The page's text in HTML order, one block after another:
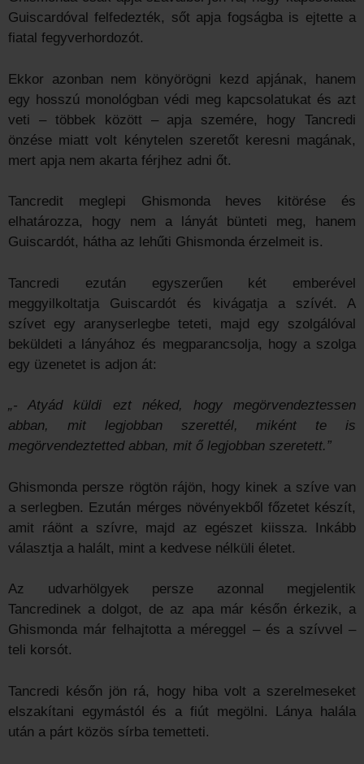
Guiscardóval felfedezték, sőt apja fogságba is ejtette a
fiatal fegyverhordozót.
Ekkor azonban nem könyörögni kezd apjának, hanem
egy hosszú monológban védi meg kapcsolatukat és azt
veti – többek között – apja szemére, hogy Tancredi
önzése miatt volt kénytelen szeretőt keresni magának,
mert apja nem akarta férjhez adni őt.
Tancredit meglepi Ghismonda heves kitörése és
elhatározza, hogy nem a lányát bünteti meg, hanem
Guiscardót, hátha az lehűti Ghismonda érzelmeit is.
Tancredi ezután egyszerűen két emberével
meggyilkoltatja Guiscardót és kivágatja a szívét. A
szívet egy aranyserlegbe teteti, majd egy szolgálóval
beküldeti a lányához és megparancsolja, hogy a szolga
egy üzenetet is adjon át:
„- Atyád küldi ezt néked, hogy megörvendeztessen
abban, mit legjobban szerettél, miként te is
megörvendeztetted abban, mit ő legjobban szeretett.”
Ghismonda persze rögtön rájön, hogy kinek a szíve van
a serlegben. Ezután mérges növényekből főzetet készít,
amit ráönt a szívre, majd az egészet kiissza. Inkább
választja a halált, mint a kedvese nélküli életet.
Az udvarhölgyek persze azonnal megjelentik
Tancredinek a dolgot, de az apa már későn érkezik, a
Ghismonda már felhajtotta a méreggel – és a szívvel –
teli korsót.
Tancredi későn jön rá, hogy hiba volt a szerelmeseket
elszakítani egymástól és a fiút megölni. Lánya halála
után a párt közös sírba temetteti.